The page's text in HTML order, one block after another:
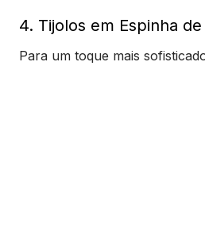
4. Tijolos em Espinha
Para um toque mais